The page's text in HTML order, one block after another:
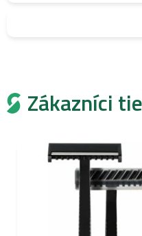
Zákazníci